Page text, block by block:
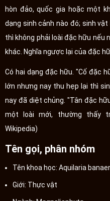
hòn đảo, quốc gia hoặc một
dạng sinh cảnh nào đó; sinh
thì không phải loài đặc hữu nếu
khác. Nghĩa ngược lại của đặc
Có hai dạng đặc hữu. "Cố đặc
lớn nhưng nay thu hẹp lại thì
nay đã diệt chủng. "Tân đặc
một loài mới, thường thấy
Wikipedia)
Tên gọi, phân nhóm
Tên khoa học: Aquilaria
Giới: Thực vật